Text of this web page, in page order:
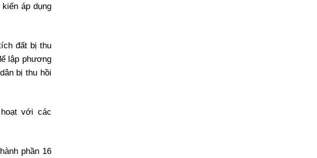
áp dụng
đất bị thu
lập phương
bị thu hồi
với các
phần 16